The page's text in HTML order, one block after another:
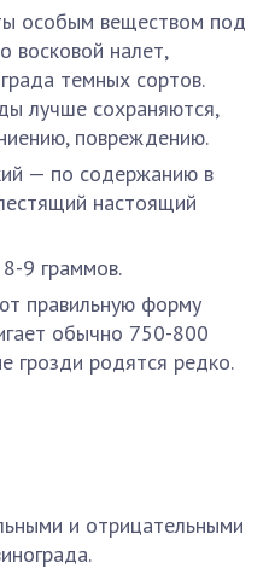
особым веществом под
восковой налет,
темных сортов.
лучше сохраняются,
повреждению.
— по содержанию в
настоящий
9 граммов.
правильную форму
обычно 750-800
грозди родятся редко.
и отрицательными